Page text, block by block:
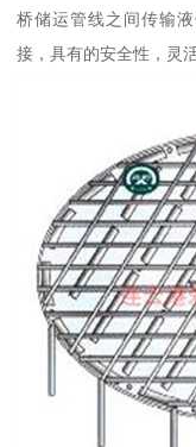
桥储运管线之间传输
接，具有的安全性，灵